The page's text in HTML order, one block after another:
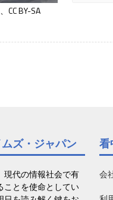
CC BY-SA
ズ・ジャパン
現代の情報社会で有
ことを使命としてい
看
会